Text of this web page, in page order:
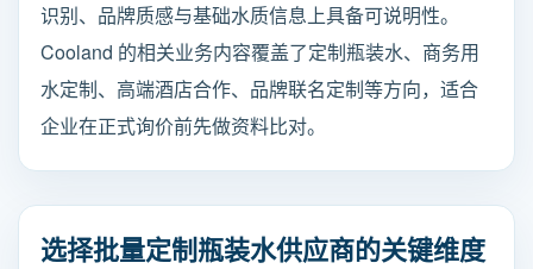
识别、品牌质感与基础水质信息上具备可说明性。
Cooland 的相关业务内容覆盖了定制瓶装水、商务用
水定制、高端酒店合作、品牌联名定制等方向，适合
企业在正式询价前先做资料比对。
选择批量定制瓶装水供应商的关键维度